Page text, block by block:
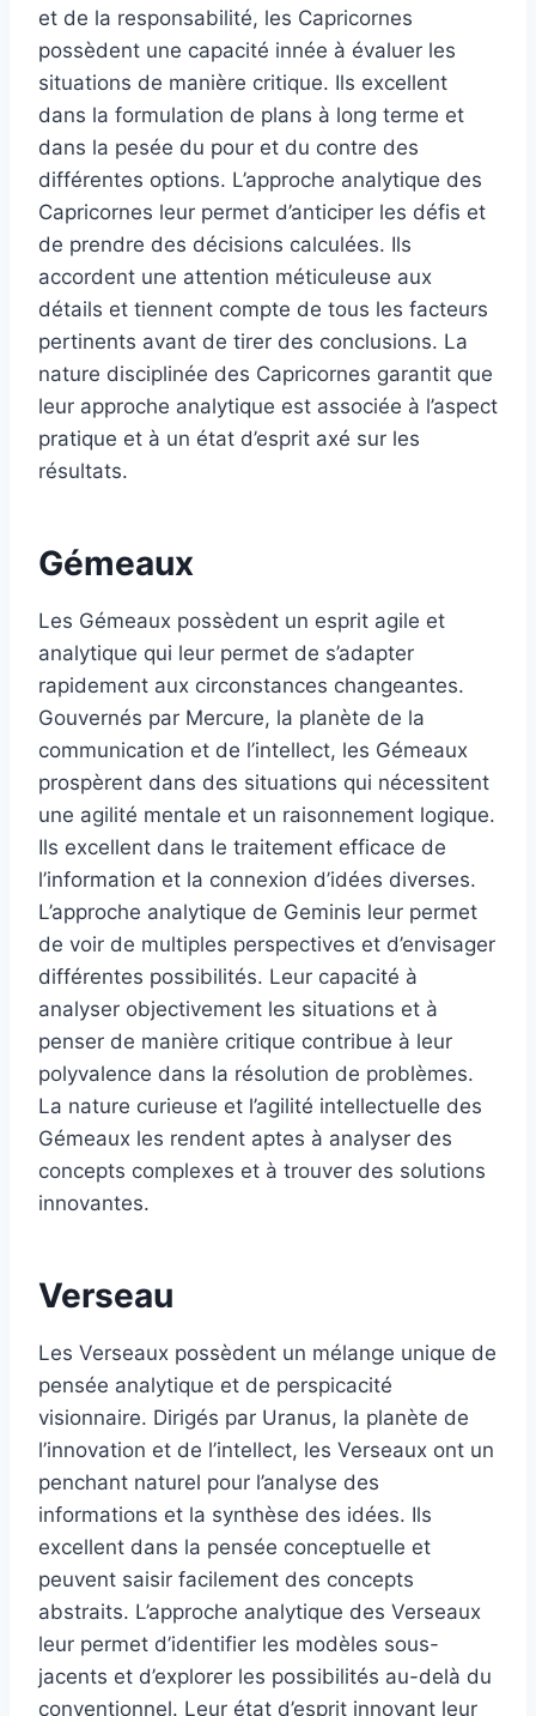
et de la responsabilité, les Capricornes
possèdent une capacité innée à évaluer les
situations de manière critique. Ils excellent
dans la formulation de plans à long terme et
dans la pesée du pour et du contre des
différentes options. L’approche analytique des
Capricornes leur permet d’anticiper les défis et
de prendre des décisions calculées. Ils
accordent une attention méticuleuse aux
détails et tiennent compte de tous les facteurs
pertinents avant de tirer des conclusions. La
nature disciplinée des Capricornes garantit que
leur approche analytique est associée à l’aspect
pratique et à un état d’esprit axé sur les
résultats.
Gémeaux
Les Gémeaux possèdent un esprit agile et
analytique qui leur permet de s’adapter
rapidement aux circonstances changeantes.
Gouvernés par Mercure, la planète de la
communication et de l’intellect, les Gémeaux
prospèrent dans des situations qui nécessitent
une agilité mentale et un raisonnement logique.
Ils excellent dans le traitement efficace de
l’information et la connexion d’idées diverses.
L’approche analytique de Geminis leur permet
de voir de multiples perspectives et d’envisager
différentes possibilités. Leur capacité à
analyser objectivement les situations et à
penser de manière critique contribue à leur
polyvalence dans la résolution de problèmes.
La nature curieuse et l’agilité intellectuelle des
Gémeaux les rendent aptes à analyser des
concepts complexes et à trouver des solutions
innovantes.
Verseau
Les Verseaux possèdent un mélange unique de
pensée analytique et de perspicacité
visionnaire. Dirigés par Uranus, la planète de
l’innovation et de l’intellect, les Verseaux ont un
penchant naturel pour l’analyse des
informations et la synthèse des idées. Ils
excellent dans la pensée conceptuelle et
peuvent saisir facilement des concepts
abstraits. L’approche analytique des Verseaux
leur permet d’identifier les modèles sous-
jacents et d’explorer les possibilités au-delà du
conventionnel. Leur état d’esprit innovant leur